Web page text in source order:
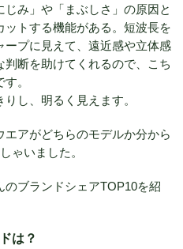
み」や「まぶしさ」の原因と
トする機能がある。短波長を
ープに見えて、遠近感や立体感
断を助けてくれるので、こち
。
し、明るく見えます。
アがどちらのモデルか分から
ゃいました。
ブランドシェアTOP10を紹
は？